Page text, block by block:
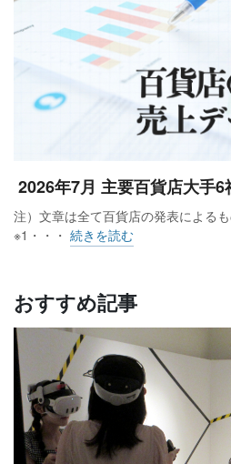
2026年7月 主要百貨店大手6
注）文章は全て百貨店の発表による
※1・・・ 続きを読む
おすすめ記事